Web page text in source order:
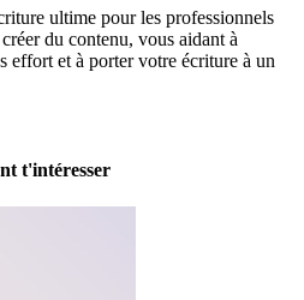
ultime pour les professionnels
du contenu, vous aidant à
effort et à porter votre écriture à un
t'intéresser